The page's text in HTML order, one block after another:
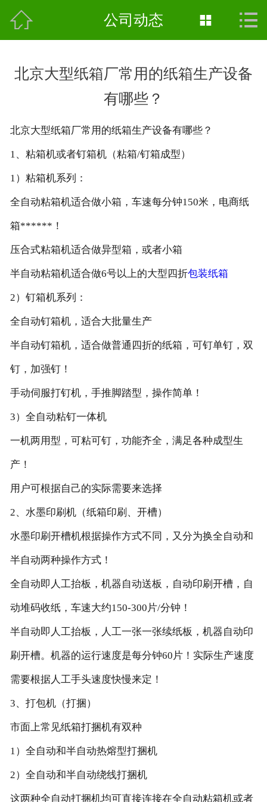
首页
新闻中心
 公司动态  
北京大型纸箱厂常用的纸箱生产设备
有哪些？
北京大型纸箱厂常用的纸箱生产设备有哪些？
1、粘箱机或者钉箱机（粘箱/钉箱成型）
1）粘箱机系列：
全自动粘箱机适合做小箱，车速每分钟150米，电商纸
箱******！
压合式粘箱机适合做异型箱，或者小箱
半自动粘箱机适合做6号以上的大型四折包装纸箱
2）钉箱机系列：
全自动钉箱机，适合大批量生产
半自动钉箱机，适合做普通四折的纸箱，可钉单钉，双
钉，加强钉！
手动伺服打钉机，手推脚踏型，操作简单！
3）全自动粘钉一体机
一机两用型，可粘可钉，功能齐全，满足各种成型生
产！
用户可根据自己的实际需要来选择
2、水墨印刷机（纸箱印刷、开槽）
水墨印刷开槽机根据操作方式不同，又分为换全自动和
半自动两种操作方式！
全自动即人工抬板，机器自动送板，自动印刷开槽，自
动堆码收纸，车速大约150-300片/分钟！
半自动即人工抬板，人工一张一张续纸板，机器自动印
刷开槽。机器的运行速度是每分钟60片！实际生产速度
需要根据人工手头速度快慢来定！
3、打包机（打捆）
市面上常见纸箱打捆机有双种
1）全自动和半自动热熔型打捆机
2）全自动和半自动绕线打捆机
这两种全自动打捆机均可直接连接在全自动粘箱机或者